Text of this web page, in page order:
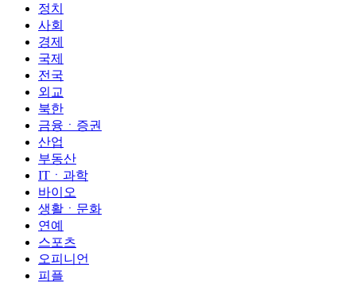
정치
사회
경제
국제
전국
외교
북한
금융ㆍ증권
산업
부동산
ITㆍ과학
바이오
생활ㆍ문화
연예
스포츠
오피니언
피플